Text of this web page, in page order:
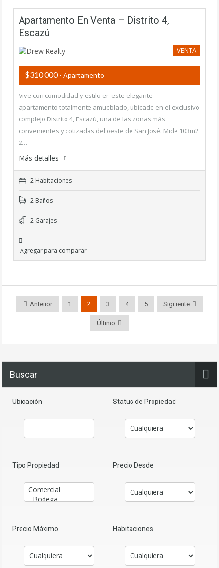
Apartamento En Venta – Distrito 4,
Escazú
VENTA
$310,000- Apartamento
Vive con comodidad y estilo en este elegante
apartamento totalmente amueblado, ubicado en el exclusivo
complejo Distrito 4, Escazú, una de las zonas más
convenientes y cotizadas del oeste de San José. Mide 103m2
2…
Más detalles
2 Habitaciones
2 Baños
2 Garajes
Agregar para comparar
Anterior 1 2 3 4 5 Siguiente
Último
Buscar
Ubicación Status de Propiedad
Tipo Propiedad Precio Desde
Precio Máximo Habitaciones